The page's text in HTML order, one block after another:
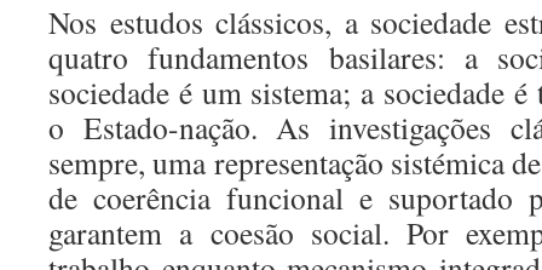
Nos estudos clássicos, a sociedade
quatro fundamentos basilares: a
sociedade é um sistema; a sociedade
o Estado-nação. As investigações
sempre, uma representação sistémica
de coerência funcional e suportado
garantem a coesão social. Por